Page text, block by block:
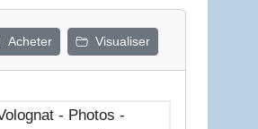
Acheter Visualiser